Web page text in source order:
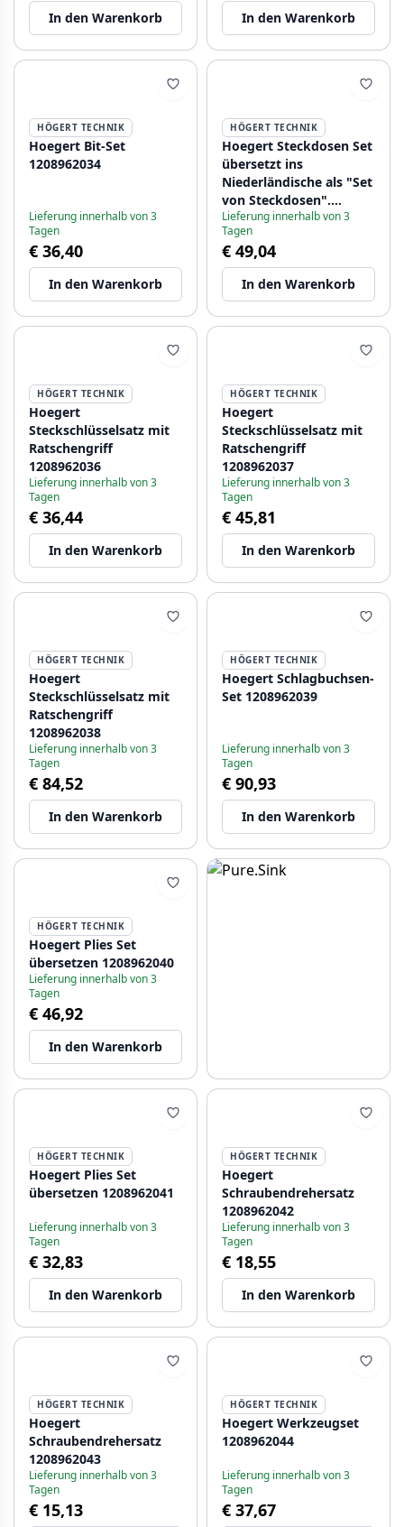
In den Warenkorb In den Warenkorb
HÖGERT TECHNIK
Hoegert Bit-Set
1208962034
Lieferung innerhalb von 3
Tagen
€ 36,40
In den Warenkorb
HÖGERT TECHNIK
Hoegert Steckdosen Set
übersetzt ins
Niederländische als "Set
von Steckdosen".
1208962035
Lieferung innerhalb von 3
Tagen
€ 49,04
In den Warenkorb
HÖGERT TECHNIK
Hoegert
Steckschlüsselsatz mit
Ratschengriff
1208962036
Lieferung innerhalb von 3
Tagen
€ 36,44
In den Warenkorb
HÖGERT TECHNIK
Hoegert
Steckschlüsselsatz mit
Ratschengriff
1208962037
Lieferung innerhalb von 3
Tagen
€ 45,81
In den Warenkorb
HÖGERT TECHNIK
Hoegert
Steckschlüsselsatz mit
Ratschengriff
1208962038
Lieferung innerhalb von 3
Tagen
€ 84,52
In den Warenkorb
HÖGERT TECHNIK
Hoegert Schlagbuchsen-
Set 1208962039
Lieferung innerhalb von 3
Tagen
€ 90,93
In den Warenkorb
HÖGERT TECHNIK
Hoegert Plies Set
übersetzen 1208962040
Lieferung innerhalb von 3
Tagen
€ 46,92
In den Warenkorb
HÖGERT TECHNIK
Hoegert Plies Set
übersetzen 1208962041
Lieferung innerhalb von 3
Tagen
€ 32,83
In den Warenkorb
HÖGERT TECHNIK
Hoegert
Schraubendrehersatz
1208962042
Lieferung innerhalb von 3
Tagen
€ 18,55
In den Warenkorb
HÖGERT TECHNIK
Hoegert
Schraubendrehersatz
1208962043
Lieferung innerhalb von 3
Tagen
€ 15,13
HÖGERT TECHNIK
Hoegert Werkzeugset
1208962044
Lieferung innerhalb von 3
Tagen
€ 37,67